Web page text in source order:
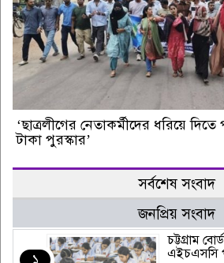
‘ছাত্রলীগের নেতাকর্মীদের ধরিয়ে
টাকা পুরস্কার’
সর্বশেষ সংবাদ
জনপ্রিয় সংবাদ
১
চট্টগ্রাম
এইচএসসি